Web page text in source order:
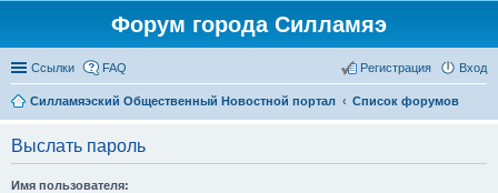
Форум города Силламяэ
Ссылки FAQ Вход
Регистрация
Силламяэский Общественный Новостной портал Список форумов
Выслать пароль
Имя пользователя: